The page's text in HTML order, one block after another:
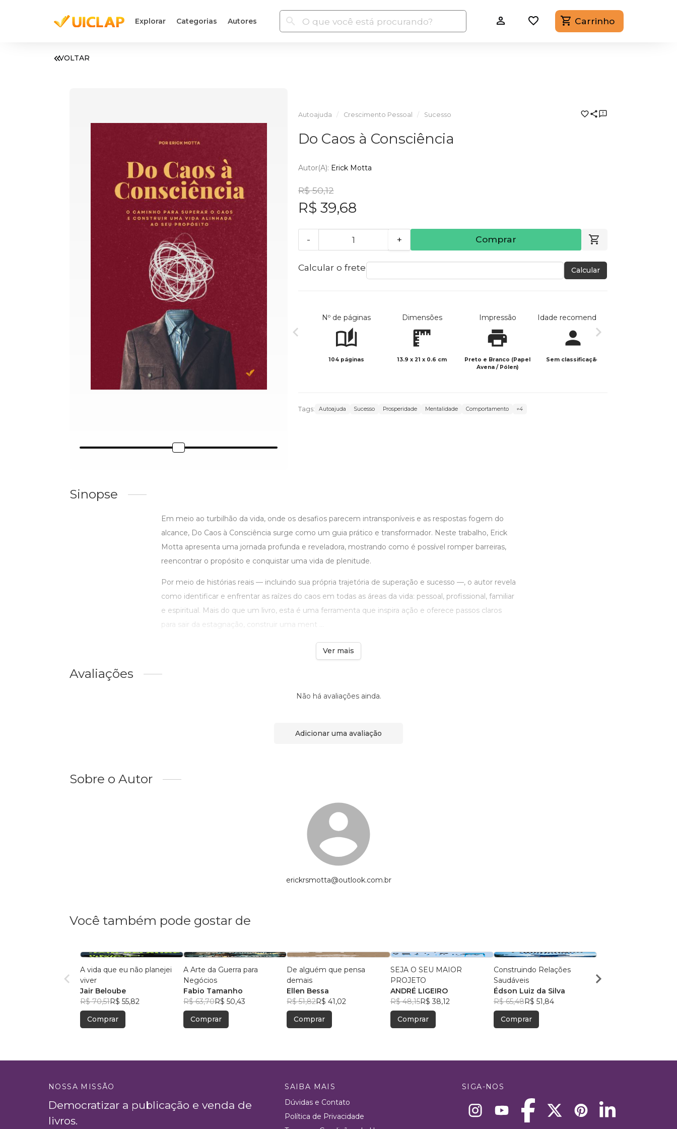
Explorar Categorias Autores Carrinho
VOLTAR
Autoajuda Crescimento Pessoal Sucesso
Do Caos à Consciência
Autor(a): Erick Motta
R$ 50,12
R$ 39,68
- + Comprar
Calcular o frete Calcular
Nº de páginas
104 páginas
Dimensões
13.9 x 21 x 0.6 cm
Impressão
Preto e Branco (Papel
Avena / Pólen)
Idade recomendada
Sem classificação
Tags: Autoajuda Sucesso Prosperidade Mentalidade Comportamento +4
Sinopse
Em meio ao turbilhão da vida, onde os desafios parecem intransponíveis e as respostas fogem do
alcance, Do Caos à Consciência surge como um guia prático e transformador. Neste trabalho, Erick
Motta apresenta uma jornada profunda e reveladora, mostrando como é possível romper barreiras,
reencontrar o propósito e conquistar uma vida de plenitude.
Por meio de histórias reais — incluindo sua própria trajetória de superação e sucesso —, o autor revela
como identificar e enfrentar as raízes do caos em todas as áreas da vida: pessoal, profissional, familiar
e espiritual. Mais do que um livro, esta é uma ferramenta que inspira ação e oferece passos claros
para sair da estagnação, construir uma ment ...
Ver mais
Avaliações
Não há avaliações ainda.
Adicionar uma avaliação
Sobre o Autor
erickrsmotta@outlook.com.br
Você também pode gostar de
A vida que eu não planejei
viver
Jair Beloube
R$ 70,51R$ 55,82
Comprar
A Arte da Guerra para
Negócios
Fabio Tamanho
R$ 63,70R$ 50,43
Comprar
De alguém que pensa
demais
Ellen Bessa
R$ 51,82R$ 41,02
Comprar
SEJA O SEU MAIOR
PROJETO
ANDRÉ LIGEIRO
R$ 48,15R$ 38,12
Comprar
Construindo Relações
Saudáveis
Édson Luiz da Silva
R$ 65,48R$ 51,84
Comprar
Princípios para o
NOSSA MISSÃO
Democratizar a publicação e venda de
livros.
SAIBA MAIS
Dúvidas e Contato
Política de Privacidade
SIGA-NOS